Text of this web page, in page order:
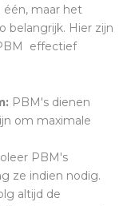
één, maar het
belangrijk. Hier zijn
effectief
PBM's dienen
om maximale
PBM's
ze indien nodig.
altijd de